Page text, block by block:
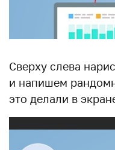
Сверху слева
и напишем
это делали в